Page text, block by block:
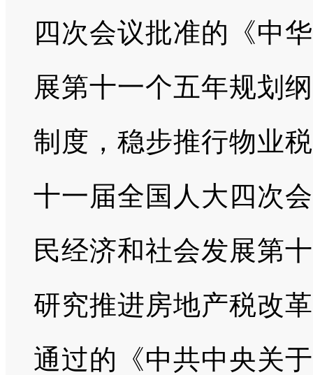
四次会议批准的《中
展第十一个五年规划
制度，稳步推行物业
十一届全国人大四次
民经济和社会发展第
研究推进房地产税改
通过的《中共中央关